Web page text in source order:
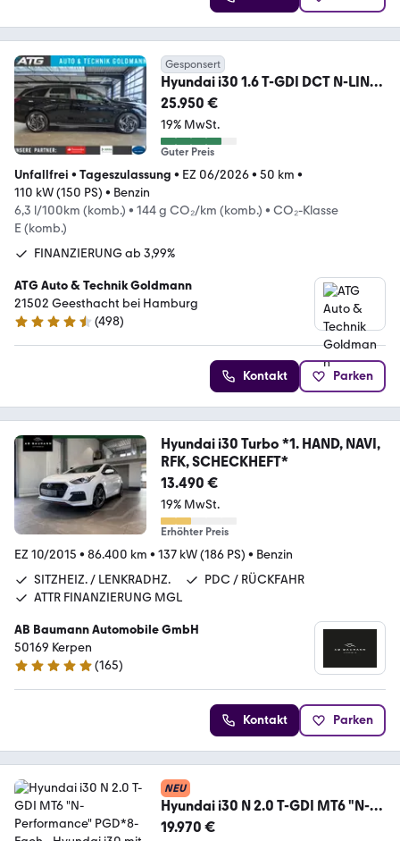
Gesponsert
Hyundai i30 1.6 T-GDI DCT N-LINE
150 LED CAM 5J GARANTIE
25.950 €
19% MwSt.
Guter Preis
Unfallfrei • Tageszulassung • EZ 06/2026• 50 km •
110 kW (150 PS) • Benzin
6,3 l/100km (komb.) • 144 g CO₂/km (komb.) • CO₂-Klasse
E (komb.)
FINANZIERUNG ab 3,99%
ATG Auto & Technik Goldmann
21502 Geesthacht bei Hamburg
4.6 Sterne
(498)
Kontakt Parken
Hyundai i30 Turbo *1. HAND, NAVI,
RFK, SCHECKHEFT*
13.490 €
19% MwSt.
Erhöhter Preis
EZ 10/2015 • 86.400 km • 137 kW (186 PS) • Benzin
SITZHEIZ. / LENKRADHZ.
PDC / RÜCKFAHR
ATTR FINANZIERUNG MGL
AB Baumann Automobile GmbH
50169 Kerpen
4.9 Sterne
(165)
Kontakt Parken
NEU
Hyundai i30 N 2.0 T-GDI MT6 "N-
Performance" PGD*8-Fach
19.970 €